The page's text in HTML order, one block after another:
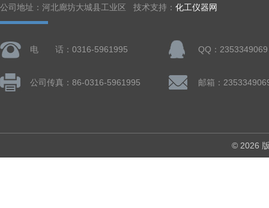
公司地址：河北廊坊大城县工业区 技术支持： 化工仪器网
电 话：0316-5961995 QQ：2353349069
公司传真：86-0316-5961995 邮箱：
© 2026